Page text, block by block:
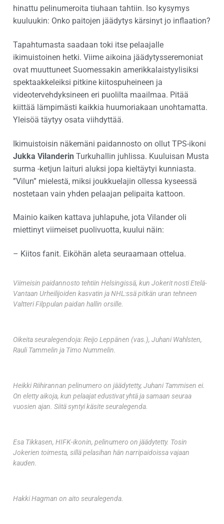
hinattu pelinumeroita tiuhaan tahtiin. Iso kysymys
kuuluukin: Onko paitojen jäädytys kärsinyt jo inflaation?
Tapahtumasta saadaan toki itse pelaajalle
ikimuistoinen hetki. Viime aikoina jäädytysseremoniat
ovat muuttuneet Suomessakin amerikkalaistyylisiksi
spektaakkeleiksi pitkine kiitospuheineen ja
videotervehdyksineen eri puolilta maailmaa. Pitää
kiittää lämpimästi kaikkia huumoriakaan unohtamatta.
Yleisöä täytyy osata viihdyttää.
Ikimuistoisin näkemäni paidannosto on ollut TPS-ikoni
Jukka Vilanderin Turkuhallin juhlissa. Kuuluisan Musta
surma -ketjun laituri aluksi jopa kieltäytyi kunniasta.
”Vilun” mielestä, miksi joukkuelajin ollessa kyseessä
nostetaan vain yhden pelaajan pelipaita kattoon.
Mainio kaiken kattava juhlapuhe, jota Vilander oli
miettinyt viimeiset puolivuotta, kuului näin:
– Kiitos fanit. Eiköhän aleta seuraamaan ottelua.
Viimeisin paidannosto tehtiin Helsingissä, kun Jokerit nosti Etelä-
Vantaan Urheilijoiden kasvatin ja NHL:ssä pitkän uran tehneen
Valtteri Filppulan paidan hallin orsille.
Oikeita seuralegendoja: Reijo Leppänen (vas.), Juhani Wahlsten,
Rauli Tammelin ja Timo Nummelin.
Heikki Riihirannan pelinumero on jäädytetty, Juhani Tammisen ei.
On eletty aikoja, kun pelaajat edustivat yhtä ja samaan seuraa
vuosien ajan. Siitä syntyi käsite seuralegenda.
Esa Tikkasen, HIFK-ikonin, pelinumero on jäädytetty. Tosin
Jokerien toimesta, sillä pelasihan hän narripaidoissa vajaan
kauden.
Hakki Hagman on aito seuralegenda.